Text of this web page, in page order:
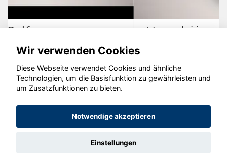
Hyundai i10
© konjunkturmotor.de GmbH 2020 - 2026
Wir verwenden Cookies
Diese Webseite verwendet Cookies und ähnliche
Technologien, um die Basisfunktion zu gewährleisten und
um Zusatzfunktionen zu bieten.
Notwendige akzeptieren
Einstellungen